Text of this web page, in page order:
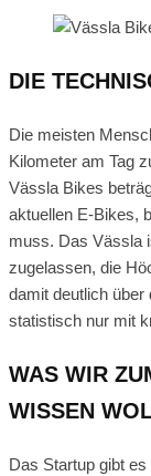
DIE
Die meisten
Kilometer am Tag
Vässla Bikes
aktuellen E-Bikes,
muss. Das Vässla
zugelassen, die
damit deutlich über
statistisch nur mit
WAS WIR
WISSEN
Das Startup gibt